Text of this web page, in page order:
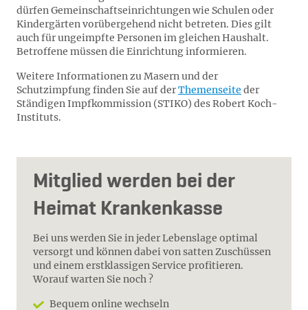
dürfen Gemeinschaftseinrichtungen wie Schulen oder
Kindergärten vorübergehend nicht betreten. Dies gilt
auch für ungeimpfte Personen im gleichen Haushalt.
Betroffene müssen die Einrichtung informieren.
Weitere Informationen zu Masern und der
Schutzimpfung finden Sie auf derThemenseite der
Ständigen Impfkommission (STIKO) des Robert Koch-
Instituts.
Mitglied werden bei der
Heimat Krankenkasse
Bei uns werden Sie in jeder Lebenslage optimal
versorgt und können dabei von satten Zuschüssen
und einem erstklassigen Service profitieren.
Worauf warten Sie noch ?
Bequem online wechseln